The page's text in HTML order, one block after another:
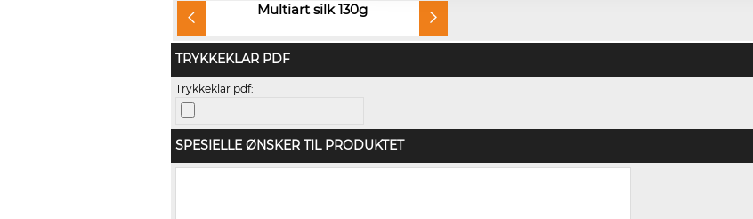
Multiart silk 130g
TRYKKEKLAR PDF
Trykkeklar pdf:
SPESIELLE ØNSKER TIL PRODUKTET